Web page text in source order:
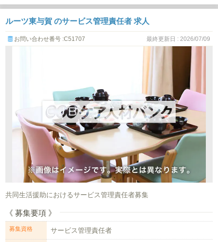
ルーツ東与賀 のサービス管理責任者 求人
お問い合わせ番号 :C51707 最終更新日 : 2026/07/09
共同生活援助におけるサービス管理責任者募集
《 募集要項 》
募集資格 サービス管理責任者